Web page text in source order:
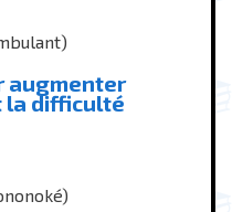
augmenter
la difficulté